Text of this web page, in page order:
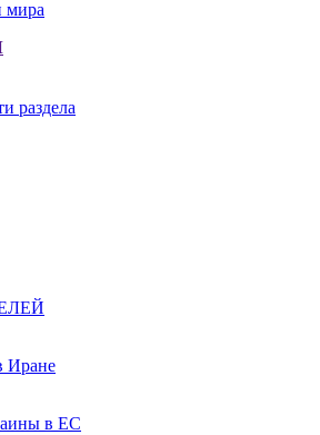
раздела
Иране
в ЕС